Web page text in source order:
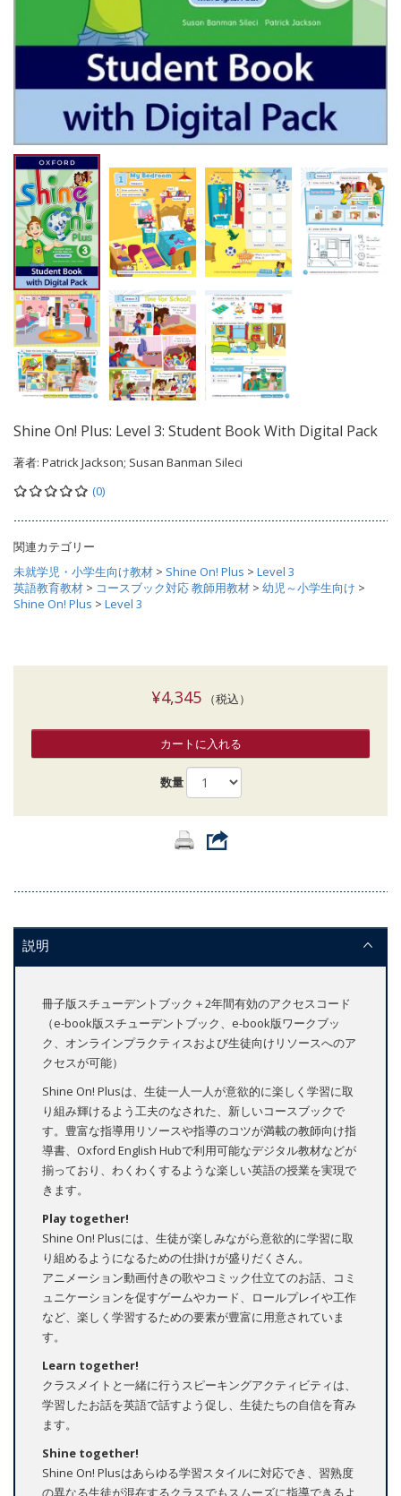
Shine On! Plus: Level 3: Student Book With Digital Pack
著者: Patrick Jackson; Susan Banman Sileci
(0)
関連カテゴリー
未就学児・小学生向け教材 > Shine On! Plus > Level 3
英語教育教材 > コースブック対応 教師用教材 > 幼児～小学生向け >
Shine On! Plus > Level 3
¥4,345（税込）
カートに入れる
数量
説明
冊子版スチューデントブック＋2年間有効のアクセスコード
（e-book版スチューデントブック、e-book版ワークブッ
ク、オンラインプラクティスおよび生徒向けリソースへのア
クセスが可能）
Shine On! Plusは、生徒一人一人が意欲的に楽しく学習に取
り組み輝けるよう工夫のなされた、新しいコースブックで
す。豊富な指導用リソースや指導のコツが満載の教師向け指
導書、Oxford English Hubで利用可能なデジタル教材などが
揃っており、わくわくするような楽しい英語の授業を実現で
きます。
Play together!
Shine On! Plusには、生徒が楽しみながら意欲的に学習に取
り組めるようになるための仕掛けが盛りだくさん。
アニメーション動画付きの歌やコミック仕立てのお話、コミ
ュニケーションを促すゲームやカード、ロールプレイや工作
など、楽しく学習するための要素が豊富に用意されていま
す。
Learn together!
クラスメイトと一緒に行うスピーキングアクティビティは、
学習したお話を英語で話すよう促し、生徒たちの自信を育み
ます。
Shine together!
Shine On! Plusはあらゆる学習スタイルに対応でき、習熟度
の異なる生徒が混在するクラスでもスムーズに指導できるよ